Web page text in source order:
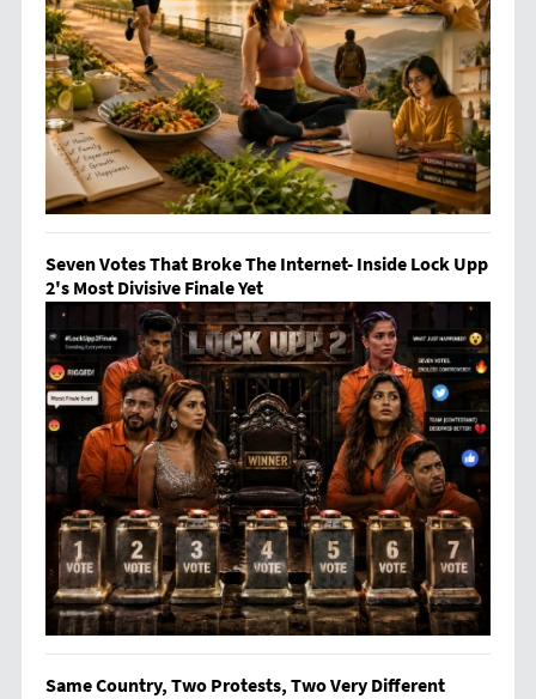
Seven Votes That Broke The Internet- Inside Lock Upp
2's Most Divisive Finale Yet
Same Country, Two Protests, Two Very Different